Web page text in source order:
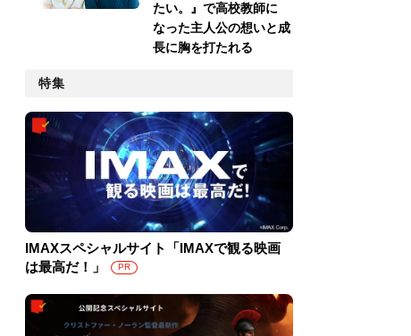
たい。』で高校教師に
なった主人公の想いと成
長に胸を打たれる
特集
IMAXスペシャルサイト「IMAXで観る映画
は最高だ！」
PR